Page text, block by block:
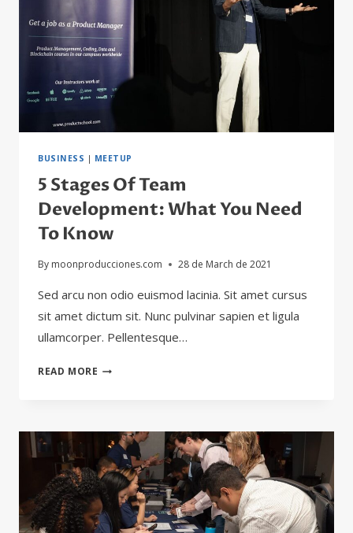
BUSINESS | MEETUP
5 Stages Of Team
Development: What You Need
To Know
By moonproducciones.com 28 de March de 2021
Sed arcu non odio euismod lacinia. Sit amet cursus
sit amet dictum sit. Nunc pulvinar sapien et ligula
ullamcorper. Pellentesque…
READ MORE
DEVELOPMENT:
WHAT
YOU
NEED
TO
KNOW